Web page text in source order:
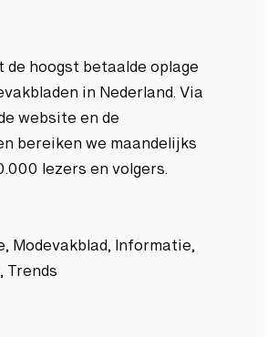
hoogst betaalde oplage
in Nederland. Via
website en de
bereiken we maandelijks
lezers en volgers.
Modevakblad, Informatie,
Trends